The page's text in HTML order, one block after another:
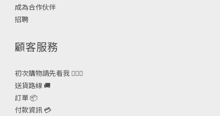
成為合作伙伴
招聘
顧客服務
初次購物請先看我 🙋🏻‍♀️
送貨路線 🚚
訂單 📦
付款資訊 💳